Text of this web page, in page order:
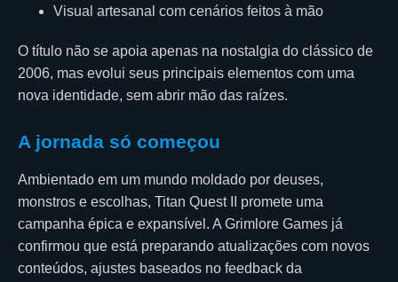
Visual artesanal com cenários feitos à mão
O título não se apoia apenas na nostalgia do clássico de
2006, mas evolui seus principais elementos com uma
nova identidade, sem abrir mão das raízes.
A jornada só começou
Ambientado em um mundo moldado por deuses,
monstros e escolhas, Titan Quest II promete uma
campanha épica e expansível. A Grimlore Games já
confirmou que está preparando atualizações com novos
conteúdos, ajustes baseados no feedback da